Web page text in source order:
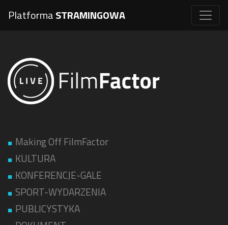
PlatformaSTRAMINGOWA
Making Off FilmFactor
KULTURA
KONFERENCJE-GALE
SPORT-WYDARZENIA
PUBLICYSTYKA